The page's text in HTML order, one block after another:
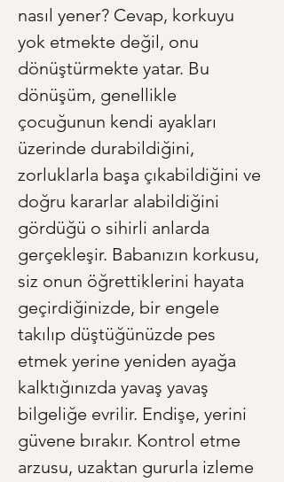
nasıl yener? Cevap, korkuyu
yok etmekte değil, onu
dönüştürmekte yatar. Bu
dönüşüm, genellikle
çocuğunun kendi ayakları
üzerinde durabildiğini,
zorluklarla başa çıkabildiğini ve
doğru kararlar alabildiğini
gördüğü o sihirli anlarda
gerçekleşir. Babanızın korkusu,
siz onun öğrettiklerini hayata
geçirdiğinizde, bir engele
takılıp düştüğünüzde pes
etmek yerine yeniden ayağa
kalktığınızda yavaş yavaş
bilgeliğe evrilir. Endişe, yerini
güvene bırakır. Kontrol etme
arzusu, uzaktan gururla izleme